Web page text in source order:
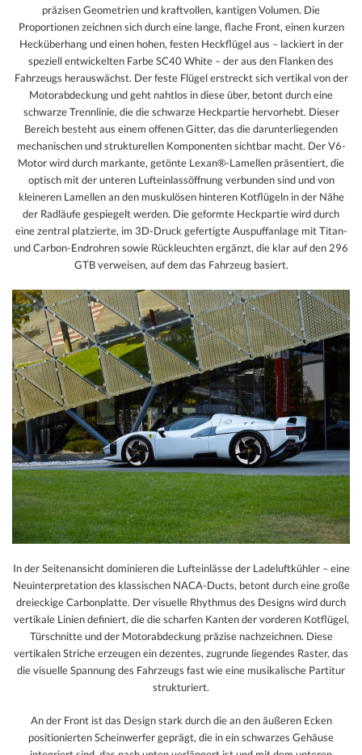
präzisen Geometrien und kraftvollen, kantigen Volumen. Die
Proportionen zeichnen sich durch eine lange, flache Front, einen kurzen
Hecküberhang und einen hohen, festen Heckflügel aus – lackiert in der
speziell entwickelten Farbe SC40 White – der aus den Flanken des
Fahrzeugs herauswächst. Der feste Flügel erstreckt sich vertikal von der
Motorabdeckung und geht nahtlos in diese über, betont durch eine
schwarze Trennlinie, die die schwarze Heckpartie hervorhebt. Dieser
Bereich besteht aus einem offenen Gitter, das die darunterliegenden
mechanischen und strukturellen Komponenten sichtbar macht. Der V6-
Motor wird durch markante, getönte Lexan®-Lamellen präsentiert, die
optisch mit der unteren Lufteinlassöffnung verbunden sind und von
kleineren Lamellen an den muskulösen hinteren Kotflügeln in der Nähe
der Radläufe gespiegelt werden. Die geformte Heckpartie wird durch
eine zentral platzierte, im 3D-Druck gefertigte Auspuffanlage mit Titan-
und Carbon-Endrohren sowie Rückleuchten ergänzt, die klar auf den 296
GTB verweisen, auf dem das Fahrzeug basiert.
In der Seitenansicht dominieren die Lufteinlässe der Ladeluftkühler – eine
Neuinterpretation des klassischen NACA-Ducts, betont durch eine große
dreieckige Carbonplatte. Der visuelle Rhythmus des Designs wird durch
vertikale Linien definiert, die die scharfen Kanten der vorderen Kotflügel,
Türschnitte und der Motorabdeckung präzise nachzeichnen. Diese
vertikalen Striche erzeugen ein dezentes, zugrunde liegendes Raster, das
die visuelle Spannung des Fahrzeugs fast wie eine musikalische Partitur
strukturiert.
An der Front ist das Design stark durch die an den äußeren Ecken
positionierten Scheinwerfer geprägt, die in ein schwarzes Gehäuse